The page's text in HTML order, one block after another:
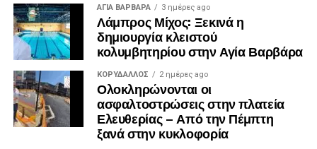
ΑΓΙΑ ΒΑΡΒΑΡΑ 3 ημέρες ago
Λάμπρος Μίχος: Ξεκινά η
δημιουργία κλειστού
κολυμβητηρίου στην Αγία Βαρβάρα
ΚΟΡΥΔΑΛΛΟΣ 2 ημέρες ago
Ολοκληρώνονται οι
ασφαλτοστρώσεις στην πλατεία
Ελευθερίας – Από την Πέμπτη
ξανά στην κυκλοφορία